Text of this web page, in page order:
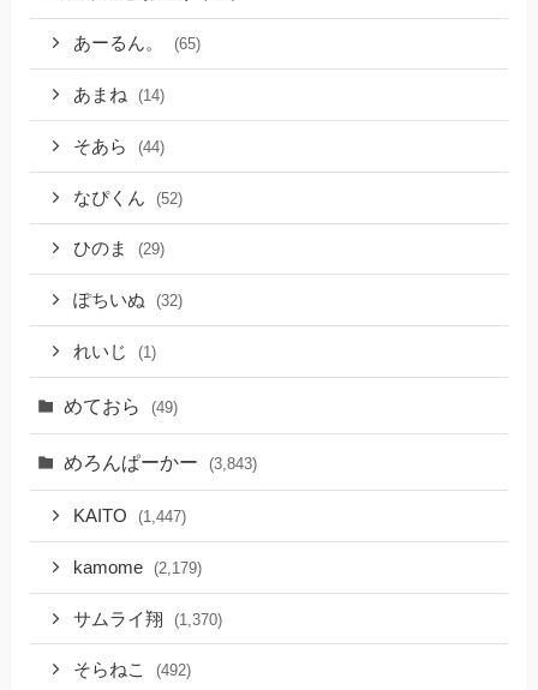
あーるん。 (65)
あまね (14)
そあら (44)
なぴくん (52)
ひのま (29)
ぽちいぬ (32)
れいじ (1)
めておら (49)
めろんぱーかー (3,843)
KAITO (1,447)
kamome (2,179)
サムライ翔 (1,370)
そらねこ (492)